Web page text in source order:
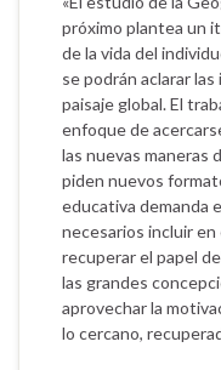
próximo plantea un
de la vida del
se podrán aclarar
paisaje global. El
enfoque de
las nuevas maneras
piden nuevos
educativa demanda
necesarios incluir en
recuperar el papel
las grandes
aprovechar la
lo cercano,